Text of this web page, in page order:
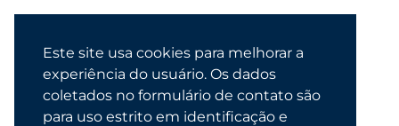
Este site usa cookies para melhorar a
experiência do usuário. Os dados
coletados no formulário de contato são
para uso estrito em identificação e